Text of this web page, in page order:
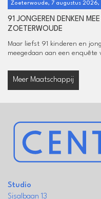
Zoeterwoude, 7 augustus 2026,
91 JONGEREN DENKEN
ZOETERWOUDE
Maar liefst 91 kinderen en
meegedaan aan een enquête
Meer Maatschappij
Studio
Sisalbaan 13